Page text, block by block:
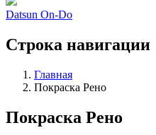
Datsun On-Do
Строка навигации
Главная
Покраска Рено
Покраска Рено